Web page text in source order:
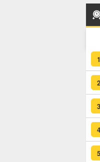
1
2
3
4
5